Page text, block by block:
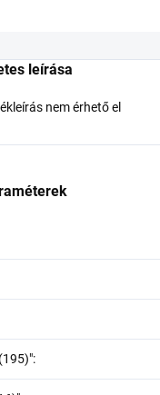
leírása
nem érhető el
: